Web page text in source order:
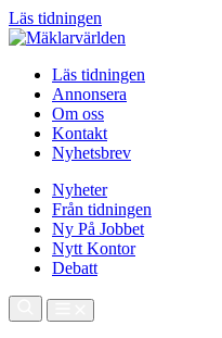
Läs tidningen
Läs tidningen
Annonsera
Om oss
Kontakt
Nyhetsbrev
Nyheter
Från tidningen
Ny På Jobbet
Nytt Kontor
Debatt